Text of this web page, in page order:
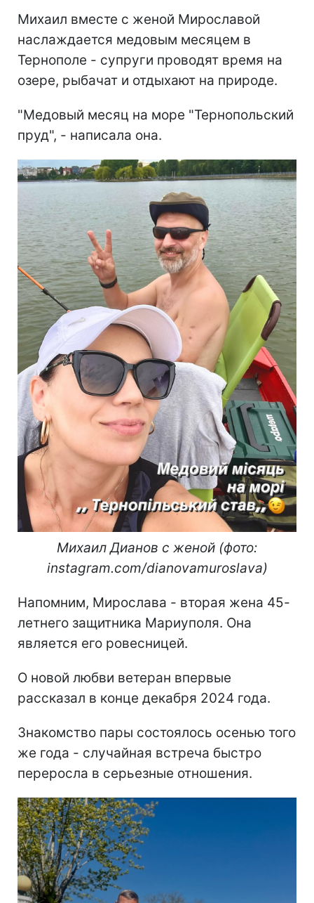
Михаил вместе с женой Мирославой
наслаждается медовым месяцем в
Тернополе - супруги проводят время на
озере, рыбачат и отдыхают на природе.
"Медовый месяц на море "Тернопольский
пруд", - написала она.
Михаил Дианов с женой (фото:
instagram.com/dianovamuroslava)
Напомним, Мирослава - вторая жена 45-
летнего защитника Мариуполя. Она
является его ровесницей.
О новой любви ветеран впервые
рассказал в конце декабря 2024 года.
Знакомство пары состоялось осенью того
же года - случайная встреча быстро
переросла в серьезные отношения.